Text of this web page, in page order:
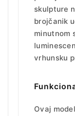
skulpture
brojčanik
minutnom
vrhunsku
Ovaj